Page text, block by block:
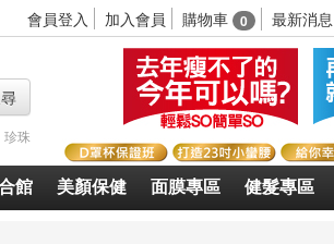
會員登入 加入會員 購物車 0 最新消息
珍珠
館 美顏保健 面膜專區 健髮專區